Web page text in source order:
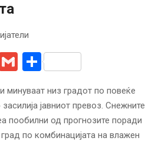
GmailShare
минуваат низ градот по повеќе
јавниот превоз. Снежните
пообилни од прогнозите поради
по комбинацијата на влажен